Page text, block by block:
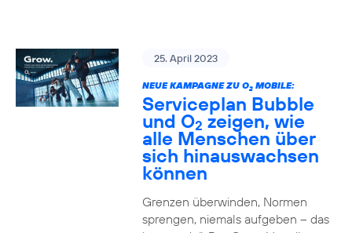
25. April 2023
NEUE KAMPAGNE ZU O2MOBILE:
Serviceplan Bubble
und O2 zeigen, wie
alle Menschen über
sich hinauswachsen
können
Grenzen überwinden, Normen
sprengen, niemals aufgeben – das